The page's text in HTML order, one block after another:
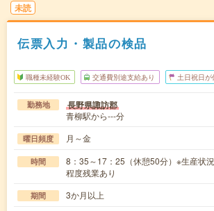
未読
伝票入力・製品の検品
職種未経験OK 交通費別途支給あり 土日祝日が
勤務地 長野県諏訪郡
青柳駅から---分
曜日頻度 月～金
時間
8：35～17：25（休憩50分）※生産状
程度残業あり
期間 3か月以上